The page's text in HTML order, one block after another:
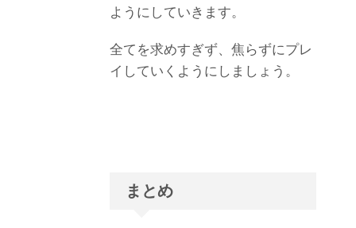
ようにしていきます。
全てを求めすぎず、焦らずにプレ
イしていくようにしましょう。
まとめ